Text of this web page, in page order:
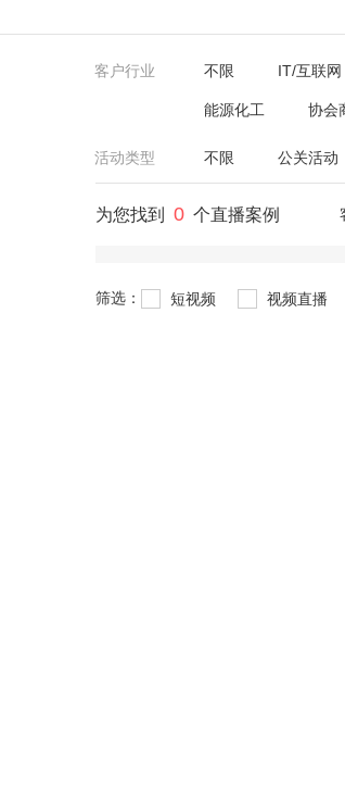
客户行业 不限 IT/互联网
能源化工 协会
活动类型 不限 公关活动
为您找到 0 个直播案例
筛选： 短视频 视频直播